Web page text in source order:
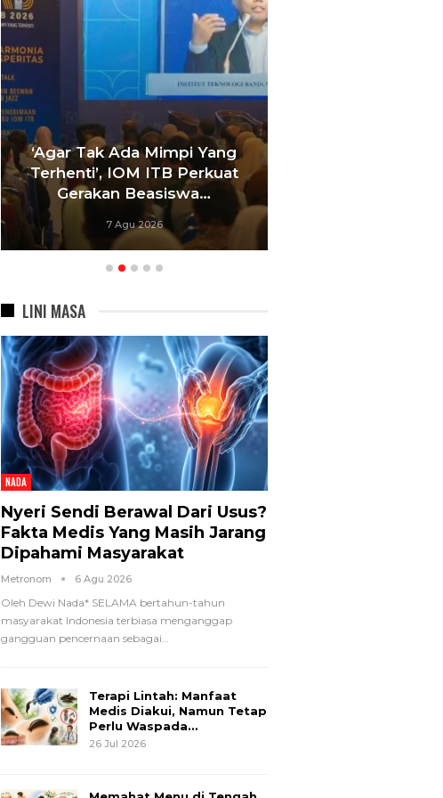
‘Agar Tak Ada Mimpi Yang
Terhenti’, IOM ITB Perkuat
Gerakan Beasiswa…
7 Agu 2026
LINI MASA
NADA
Nyeri Sendi Berawal Dari Usus?
Fakta Medis Yang Masih Jarang
Dipahami Masyarakat
Metronom 6 Agu 2026
Oleh Dewi Nada* SELAMA bertahun-tahun
masyarakat Indonesia terbiasa menganggap
gangguan pencernaan sebagai…
Terapi Lintah: Manfaat
Medis Diakui, Namun Tetap
Perlu Waspada…
26 Jul 2026